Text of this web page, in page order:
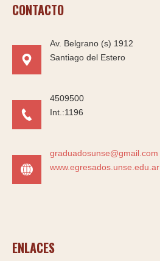
CONTACTO
Av. Belgrano (s) 1912
Santiago del Estero
4509500
Int.:1196
graduadosunse@gmail.com
www.egresados.unse.edu.ar
ENLACES